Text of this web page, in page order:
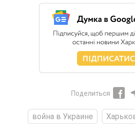
Поделиться
война в Украине